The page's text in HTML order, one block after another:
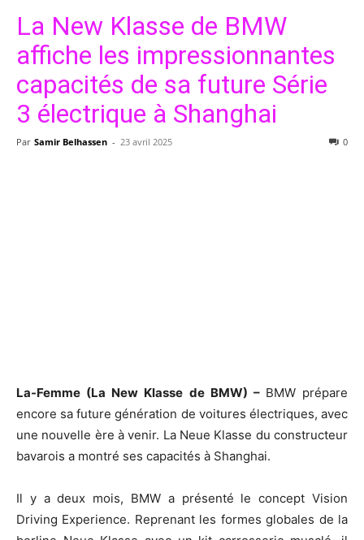
La New Klasse de BMW
affiche les impressionnantes
capacités de sa future Série
3 électrique à Shanghai
Par Samir Belhassen - 23 avril 2025 0
La-Femme (La New Klasse de BMW) – BMW prépare
encore sa future génération de voitures électriques, avec
une nouvelle ère à venir. La Neue Klasse du constructeur
bavarois a montré ses capacités à Shanghai.
Il y a deux mois, BMW a présenté le concept Vision
Driving Experience. Reprenant les formes globales de la